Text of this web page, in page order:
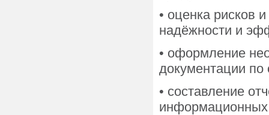
• оценка рисков
надёжности и
• оформление
документации
• составление
информационных